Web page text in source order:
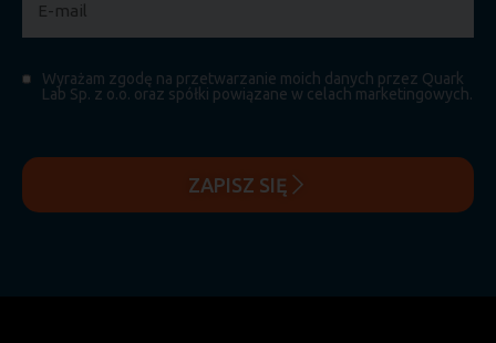
Wyrażam zgodę na przetwarzanie moich danych przez Quark
Lab Sp. z o.o. oraz spółki powiązane w celach marketingowych.
ZAPISZ SIĘ